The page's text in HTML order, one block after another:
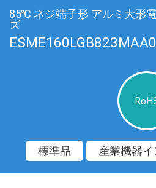
85℃ ネジ端子形 アルミ大形
ズ
標準品 産業機器